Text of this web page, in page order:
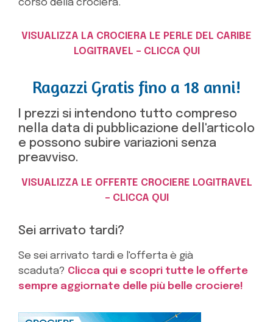
corso della crociera.
VISUALIZZA LA CROCIERA LE PERLE DEL CARIBE
LOGITRAVEL – CLICCA QUI
Ragazzi Gratis fino a 18 anni!
I prezzi si intendono tutto compreso
nella data di pubblicazione dell'articolo
e possono subire variazioni senza
preavviso.
VISUALIZZA LE OFFERTE CROCIERE LOGITRAVEL
– CLICCA QUI
Sei arrivato tardi?
Se sei arrivato tardi e l'offerta è già
scaduta? Clicca qui e scopri tutte le offerte
sempre aggiornate delle più belle crociere!